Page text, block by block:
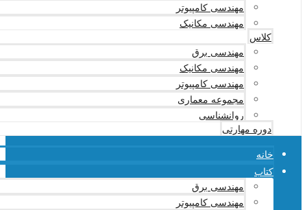
مهندسی کامپیوتر
مهندسی مکانیک
کلاس
مهندسی برق
مهندسی مکانیک
مهندسی کامپیوتر
مجموعه معماری
روانشناسی
دوره مهارتی
خانه
کتاب
مهندسی برق
مهندسی کامپیوتر